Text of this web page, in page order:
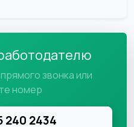
звонка или
номер
240 2434